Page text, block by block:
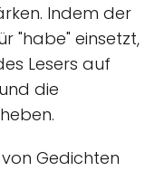
Indem der
"habe" einsetzt,
Lesers auf
die
Gedichten